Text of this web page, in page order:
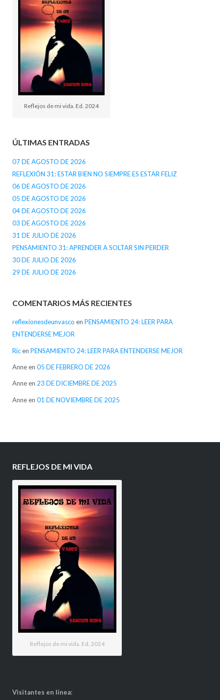
Reflejos de mi vida. Ed. 2024
ÚLTIMAS ENTRADAS
07 DE AGOSTO DE 2026
REFLEXIÓN 31: ESTAR BIEN NO SIEMPRE ES ESTAR FELIZ
06 DE AGOSTO DE 2026
05 DE AGOSTO DE 2026
04 DE AGOSTO DE 2026
03 DE AGOSTO DE 2026
31 DE JULIO DE 2026
PENSAMIENTO 31: APRENDER A SOLTAR SIN PERDER
30 DE JULIO DE 2026
29 DE JULIO DE 2026
COMENTARIOS MÁS RECIENTES
reflexionesdeunvasco en PENSAMIENTO 24: LEER PARA
ENTENDERSE MEJOR
Ricen PENSAMIENTO 24: LEER PARA ENTENDERSE MEJOR
Anneen 05 DE FEBRERO DE 2026
Anneen 23 DE DICIEMBRE DE 2025
Anneen 01 DE NOVIEMBRE DE 2025
REFLEJOS DE MI VIDA
Reflejos de mi vida. Ed. 2024
Visitantes en línea: